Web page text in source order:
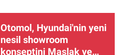
Otomol, Hyundai'nin yeni
nesil showroom
konseptini Maslak ve